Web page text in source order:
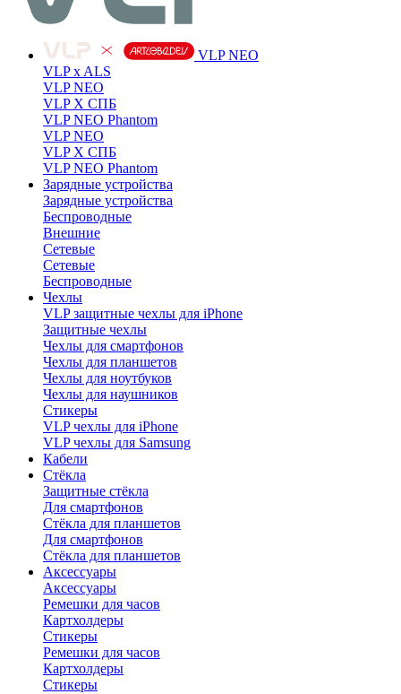
VLP NEO
VLP x ALS
VLP NEO
VLP X СПБ
VLP NEO Phantom
VLP NEO
VLP X СПБ
VLP NEO Phantom
Зарядные устройства
Зарядные устройства
Беспроводные
Внешние
Сетевые
Сетевые
Беспроводные
Чехлы
VLP защитные чехлы для iPhone
Защитные чехлы
Чехлы для смартфонов
Чехлы для планшетов
Чехлы для ноутбуков
Чехлы для наушников
Стикеры
VLP чехлы для iPhone
VLP чехлы для Samsung
Кабели
Стёкла
Защитные стёкла
Для смартфонов
Стёкла для планшетов
Для смартфонов
Стёкла для планшетов
Аксессуары
Аксессуары
Ремешки для часов
Картхолдеры
Стикеры
Ремешки для часов
Картхолдеры
Стикеры